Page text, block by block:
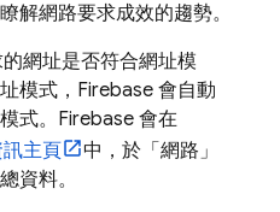
解網路要求成效的趨勢。
網址是否符合網址模
模式，Firebase 會自動
式。Firebase 會在
主頁
中，於「網路」
資料。